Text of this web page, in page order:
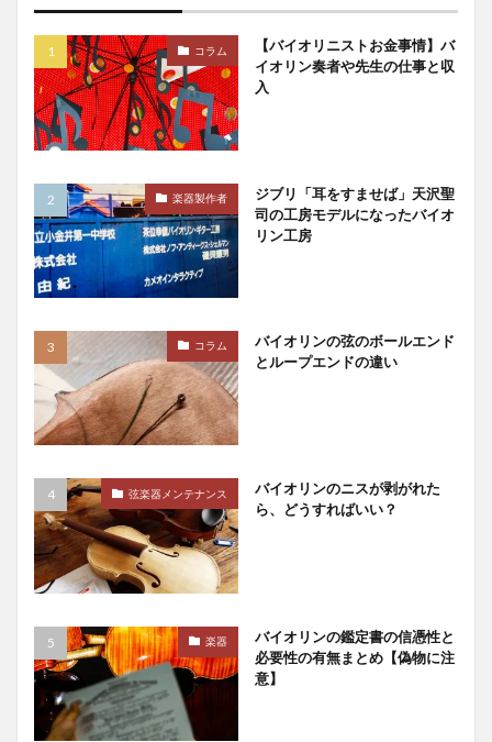
コラム
【バイオリニストお金事情】バ
イオリン奏者や先生の仕事と収
入
楽器製作者
ジブリ「耳をすませば」天沢聖
司の工房モデルになったバイオ
リン工房
コラム
バイオリンの弦のボールエンド
とループエンドの違い
弦楽器メンテナンス
バイオリンのニスが剥がれた
ら、どうすればいい？
楽器
バイオリンの鑑定書の信憑性と
必要性の有無まとめ【偽物に注
意】